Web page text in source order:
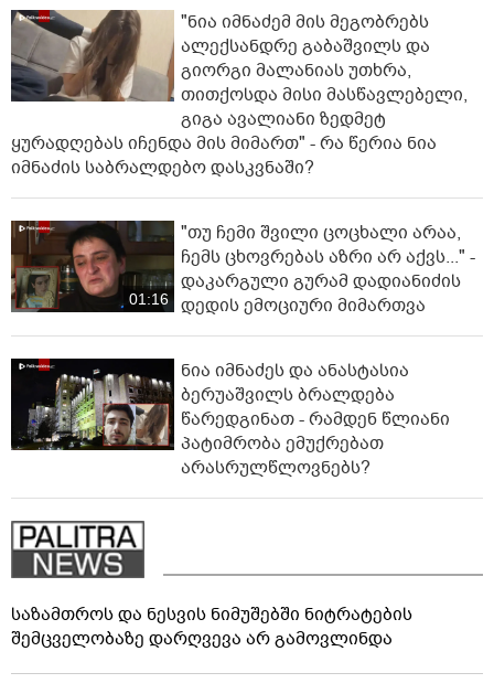
"ნია იმნაძემ მის მეგობრებს
ალექსანდრე გაბაშვილს და
გიორგი მალანიას უთხრა,
თითქოსდა მისი მასწავლებელი,
გიგა ავალიანი ზედმეტ
ყურადღებას იჩენდა მის მიმართ" - რა წერია ნია
იმნაძის საბრალდებო დასკვნაში?
01:16
"თუ ჩემი შვილი ცოცხალი არაა,
ჩემს ცხოვრებას აზრი არ აქვს..." -
დაკარგული გურამ დადიანიძის
დედის ემოციური მიმართვა
ნია იმნაძეს და ანასტასია
ბერუაშვილს ბრალდება
წარედგინათ - რამდენ წლიანი
პატიმრობა ემუქრებათ
არასრულწლოვნებს?
საზამთროს და ნესვის ნიმუშებში ნიტრატების
შემცველობაზე დარღვევა არ გამოვლინდა